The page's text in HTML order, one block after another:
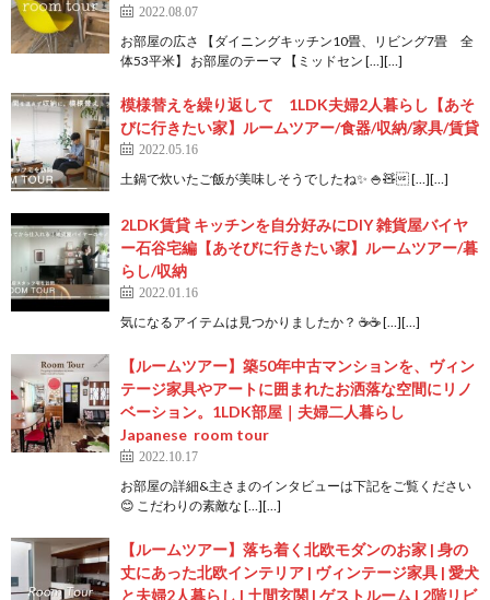
2022.08.07
お部屋の広さ 【ダイニングキッチン10畳、リビング7畳 全
体53平米】 お部屋のテーマ 【ミッドセン […][…]
模様替えを繰り返して 1LDK夫婦2人暮らし【あそ
びに行きたい家】ルームツアー/食器/収納/家具/賃貸
2022.05.16
土鍋で炊いたご飯が美味しそうでしたね✨ 🍚🧸 […][…]
2LDK賃貸 キッチンを自分好みにDIY 雑貨屋バイヤ
ー石谷宅編【あそびに行きたい家】ルームツアー/暮
らし/収納
2022.01.16
気になるアイテムは見つかりましたか？ ☕️☕️ […][…]
【ルームツアー】築50年中古マンションを、ヴィン
テージ家具やアートに囲まれたお洒落な空間にリノ
ベーション。1LDK部屋｜夫婦二人暮らし
Japanese room tour
2022.10.17
お部屋の詳細&主さまのインタビューは下記をご覧ください
😊 こだわりの素敵な […][…]
【ルームツアー】落ち着く北欧モダンのお家 | 身の
丈にあった北欧インテリア | ヴィンテージ家具 | 愛犬
と夫婦2人暮らし | 土間玄関 | ゲストルーム | 2階リビ